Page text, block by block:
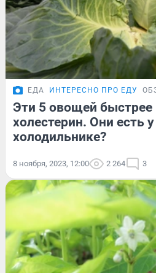
ЕДА ИНТЕРЕСНО ПРО ЕДУ
Эти 5 овощей быстрее
холестерин. Они есть
холодильнике?
8 ноября, 2023, 12:00 2 264 3